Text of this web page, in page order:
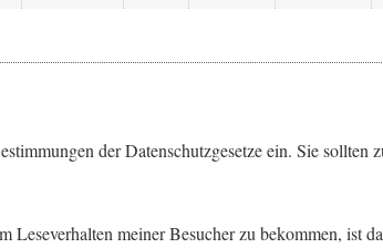
der Datenschutzgesetze ein. Sie sollten
Leseverhalten meiner Besucher zu bekommen, ist